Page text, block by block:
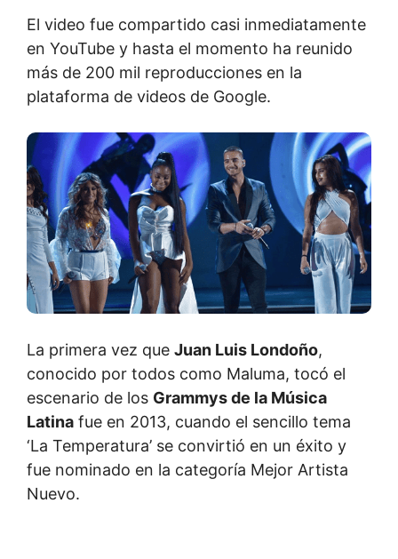
El video fue compartido casi inmediatamente
en YouTube y hasta el momento ha reunido
más de 200 mil reproducciones en la
plataforma de videos de Google.
La primera vez que Juan Luis Londoño,
conocido por todos como Maluma, tocó el
escenario de los Grammys de la Música
Latina fue en 2013, cuando el sencillo tema
‘La Temperatura’ se convirtió en un éxito y
fue nominado en la categoría Mejor Artista
Nuevo.